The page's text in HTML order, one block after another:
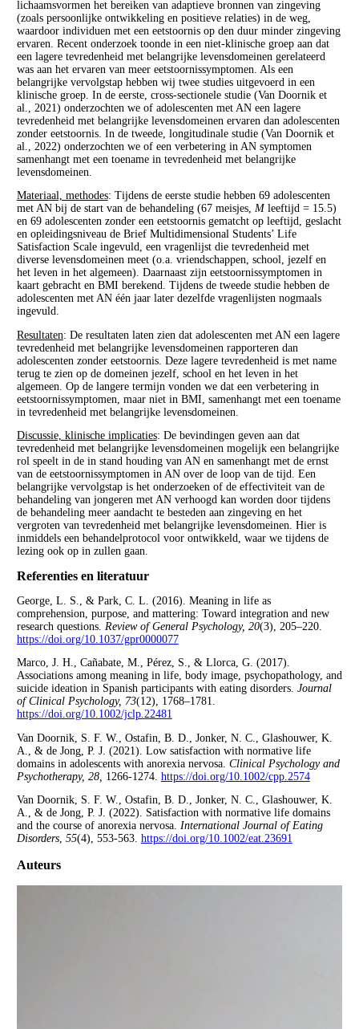
lichaamsvormen het bereiken van adaptieve bronnen van zingeving
(zoals persoonlijke ontwikkeling en positieve relaties) in de weg,
waardoor individuen met een eetstoornis op den duur minder zingeving
ervaren. Recent onderzoek toonde in een niet-klinische groep aan dat
een lagere tevredenheid met belangrijke levensdomeinen gerelateerd
was aan het ervaren van meer eetstoornissymptomen. Als een
belangrijke vervolgstap hebben wij twee studies uitgevoerd in een
klinische groep. In de eerste, cross-sectionele studie (Van Doornik et
al., 2021) onderzochten we of adolescenten met AN een lagere
tevredenheid met belangrijke levensdomeinen ervaren dan adolescenten
zonder eetstoornis. In de tweede, longitudinale studie (Van Doornik et
al., 2022) onderzochten we of een verbetering in AN symptomen
samenhangt met een toename in tevredenheid met belangrijke
levensdomeinen.
Materiaal, methodes: Tijdens de eerste studie hebben 69 adolescenten
met AN bij de start van de behandeling (67 meisjes, M leeftijd = 15.5)
en 69 adolescenten zonder een eetstoornis gematcht op leeftijd, geslacht
en opleidingsniveau de Brief Multidimensional Students’ Life
Satisfaction Scale ingevuld, een vragenlijst die tevredenheid met
diverse levensdomeinen meet (o.a. vriendschappen, school, jezelf en
het leven in het algemeen). Daarnaast zijn eetstoornissymptomen in
kaart gebracht en BMI berekend. Tijdens de tweede studie hebben de
adolescenten met AN één jaar later dezelfde vragenlijsten nogmaals
ingevuld.
Resultaten: De resultaten laten zien dat adolescenten met AN een lagere
tevredenheid met belangrijke levensdomeinen rapporteren dan
adolescenten zonder eetstoornis. Deze lagere tevredenheid is met name
terug te zien op de domeinen jezelf, school en het leven in het
algemeen. Op de langere termijn vonden we dat een verbetering in
eetstoornissymptomen, maar niet in BMI, samenhangt met een toename
in tevredenheid met belangrijke levensdomeinen.
Discussie, klinische implicaties: De bevindingen geven aan dat
tevredenheid met belangrijke levensdomeinen mogelijk een belangrijke
rol speelt in de in stand houding van AN en samenhangt met de ernst
van de eetstoornissymptomen in AN over de loop van de tijd. Een
belangrijke vervolgstap is het onderzoeken of de effectiviteit van de
behandeling van jongeren met AN verhoogd kan worden door tijdens
de behandeling meer aandacht te besteden aan zingeving en het
vergroten van tevredenheid met belangrijke levensdomeinen. Hier is
inmiddels een behandelprotocol voor ontwikkeld, waar we tijdens de
lezing ook op in zullen gaan.
Referenties en literatuur
George, L. S., & Park, C. L. (2016). Meaning in life as
comprehension, purpose, and mattering: Toward integration and new
research questions. Review of General Psychology, 20(3), 205–220.
https://doi.org/10.1037/gpr0000077
Marco, J. H., Cañabate, M., Pérez, S., & Llorca, G. (2017).
Associations among meaning in life, body image, psychopathology, and
suicide ideation in Spanish participants with eating disorders. Journal
of Clinical Psychology, 73(12), 1768–1781.
https://doi.org/10.1002/jclp.22481
Van Doornik, S. F. W., Ostafin, B. D., Jonker, N. C., Glashouwer, K.
A., & de Jong, P. J. (2021). Low satisfaction with normative life
domains in adolescents with anorexia nervosa. Clinical Psychology and
Psychotherapy, 28, 1266-1274. https://doi.org/10.1002/cpp.2574
Van Doornik, S. F. W., Ostafin, B. D., Jonker, N. C., Glashouwer, K.
A., & de Jong, P. J. (2022). Satisfaction with normative life domains
and the course of anorexia nervosa. International Journal of Eating
Disorders, 55(4), 553-563. https://doi.org/10.1002/eat.23691
Auteurs